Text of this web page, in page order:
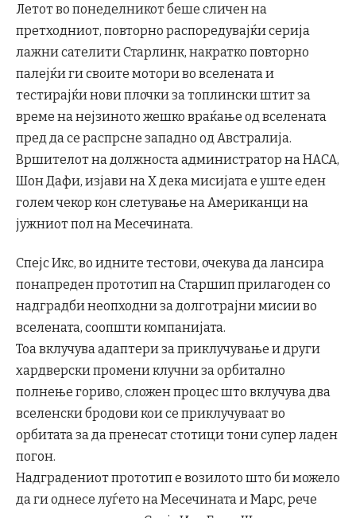
Летот во понеделникот беше сличен на
претходниот, повторно распоредувајќи серија
лажни сателити Старлинк, накратко повторно
палејќи ги своите мотори во вселената и
тестирајќи нови плочки за топлински штит за
време на нејзиното жешко враќање од вселената
пред да се распрсне западно од Австралија.
Вршителот на должноста администратор на НАСА,
Шон Дафи, изјави на X дека мисијата е уште еден
голем чекор кон слетување на Американци на
јужниот пол на Месечината.
Спејс Икс, во идните тестови, очекува да лансира
понапреден прототип на Старшип прилагоден со
надградби неопходни за долготрајни мисии во
вселената, соопшти компанијата.
Тоа вклучува адаптери за приклучување и други
хардверски промени клучни за орбитално
полнење гориво, сложен процес што вклучува два
вселенски бродови кои се приклучуваат во
орбитата за да пренесат стотици тони супер ладен
погон.
Надградениот прототип е возилото што би можело
да ги однесе луѓето на Месечината и Марс, рече